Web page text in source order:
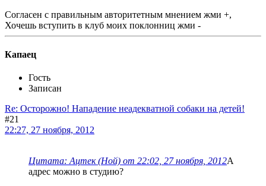
Согласен с правильным авторитетным мнением жми +,
Хочешь вступить в клуб моих поклонниц жми -
Капаец
Гость
Записан
Re: Осторожно! Нападение неадекватной собаки на детей!
#21
22:27, 27 ноября, 2012
Цитата: Ацтек (Ной) от 22:02, 27 ноября, 2012А
адрес можно в студию?